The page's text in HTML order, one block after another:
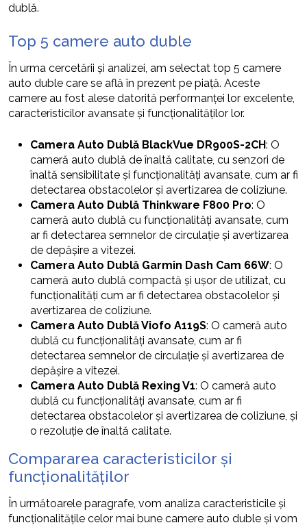
dublă.
Top 5 camere auto duble
În urma cercetării și analizei, am selectat top 5 camere
auto duble care se află în prezent pe piață. Aceste
camere au fost alese datorită performanței lor excelente,
caracteristicilor avansate și funcționalităților lor.
Camera Auto Dublă BlackVue DR900S-2CH: O
cameră auto dublă de înaltă calitate, cu senzori de
înaltă sensibilitate și funcționalități avansate, cum ar fi
detectarea obstacolelor și avertizarea de coliziune.
Camera Auto Dublă Thinkware F800 Pro: O
cameră auto dublă cu funcționalități avansate, cum
ar fi detectarea semnelor de circulație și avertizarea
de depășire a vitezei.
Camera Auto Dublă Garmin Dash Cam 66W: O
cameră auto dublă compactă și ușor de utilizat, cu
funcționalități cum ar fi detectarea obstacolelor și
avertizarea de coliziune.
Camera Auto Dublă Viofo A119S: O cameră auto
dublă cu funcționalități avansate, cum ar fi
detectarea semnelor de circulație și avertizarea de
depășire a vitezei.
Camera Auto Dublă Rexing V1: O cameră auto
dublă cu funcționalități avansate, cum ar fi
detectarea obstacolelor și avertizarea de coliziune, și
o rezoluție de înaltă calitate.
Compararea caracteristicilor și
funcționalităților
În următoarele paragrafe, vom analiza caracteristicile și
funcționalitățile celor mai bune camere auto duble și vom